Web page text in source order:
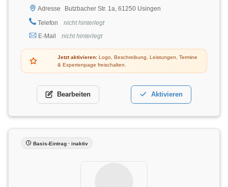
Adresse
Butzbacher Str. 1a, 61250 Usingen
Telefon
nicht hinterlegt
E-Mail
nicht hinterlegt
Jetzt aktivieren: Logo, Beschreibung, Leistungen, Termine
& Expertenpage freischalten.
Bearbeiten Aktivieren
Basis-Eintrag · inaktiv